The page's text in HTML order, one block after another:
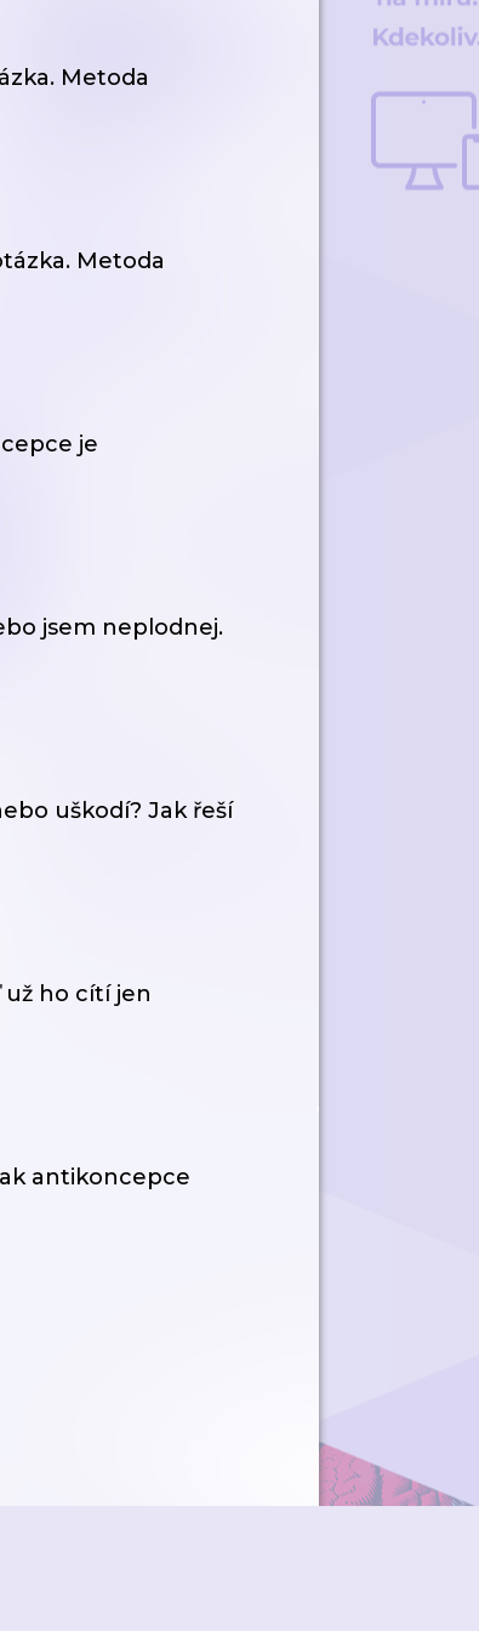
Metoda
Metoda
je
jsem neplodnej.
uškodí? Jak řeší
už ho cítí jen
antikoncepce